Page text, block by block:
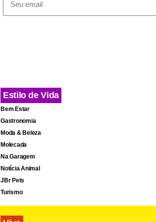
Estilo de Vida
Bem Estar
Gastronomia
Moda & Beleza
Molecada
Na Garagem
Notícia Animal
JBr Pets
Turismo